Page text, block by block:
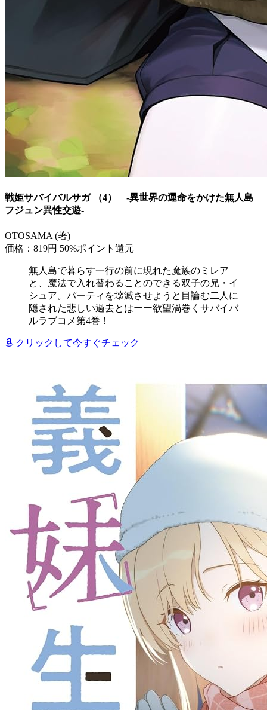
戦姫サバイバルサガ （4） -異世界の運命をかけた無人島
フジュン異性交遊-
OTOSAMA (著)
価格：819円 50%ポイント還元
無人島で暮らす一行の前に現れた魔族のミレア
と、魔法で入れ替わることのできる双子の兄・イ
シュア。パーティを壊滅させようと目論む二人に
隠された悲しい過去とはーー欲望渦巻くサバイバ
ルラブコメ第4巻！
クリックして今すぐチェック